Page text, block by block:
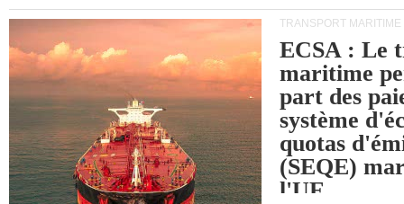
TRANSPORT MARITIME
ECSA : Le
maritime
part des
système
quotas
(SEQE)
l'UE.